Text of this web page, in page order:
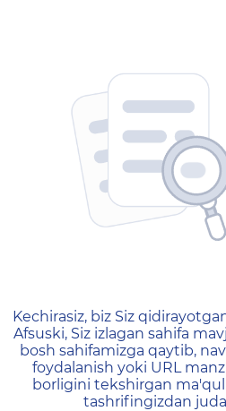
404 —
Kechirasiz, biz Siz
Afsuski, Siz izlagan sahifa
bosh sahifamizga qaytib,
foydalanish yoki URL
borligini tekshirgan
tashrifingizdan